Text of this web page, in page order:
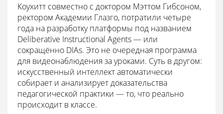
Коухитт совместно с доктором Мэттом Гибсоном,
ректором Академии Глазго, потратили четыре
года на разработку платформы под названием
Deliberative Instructional Agents — или
сокращённо DIAs. Это не очередная программа
для видеонаблюдения за уроками. Суть в другом:
искусственный интеллект автоматически
собирает и анализирует доказательства
педагогической практики — то, что реально
происходит в классе.